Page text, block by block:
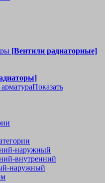
[Вентили радиаторные]
Показать
наружный
внутренний
наружный